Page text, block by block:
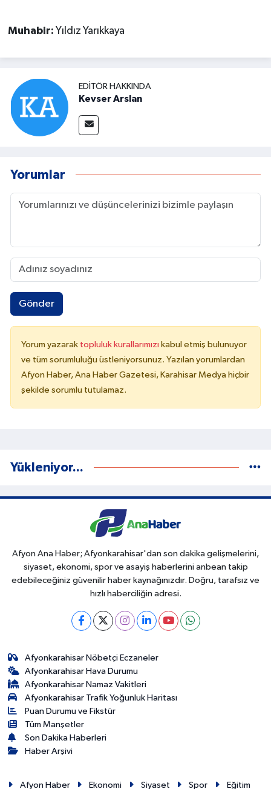
Muhabir: Yıldız Yarıkkaya
EDITÖR HAKKINDA
Kevser Arslan
Yorumlar
Gönder
Yorum yazarak topluluk kurallarımızı kabul etmiş bulunuyor
ve tüm sorumluluğu üstleniyorsunuz. Yazılan yorumlardan
Afyon Haber, Ana Haber Gazetesi, Karahisar Medya hiçbir
şekilde sorumlu tutulamaz.
Yükleniyor...
Afyon Ana Haber; Afyonkarahisar'dan son dakika gelişmelerini,
siyaset, ekonomi, spor ve asayiş haberlerini anbean takip
edebileceğiniz güvenilir haber kaynağınızdır. Doğru, tarafsız ve
hızlı haberciliğin adresi.
Afyonkarahisar Nöbetçi Eczaneler
Afyonkarahisar Hava Durumu
Afyonkarahisar Namaz Vakitleri
Afyonkarahisar Trafik Yoğunluk Haritası
Puan Durumu ve Fikstür
Tüm Manşetler
Son Dakika Haberleri
Haber Arşivi
Afyon Haber Ekonomi Siyaset Spor Eğitim